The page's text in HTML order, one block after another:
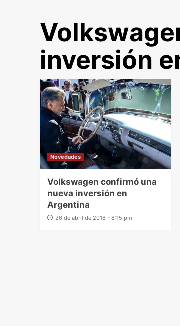
inversión
Novedades
Volkswagen confirmó una
nueva inversión en
Argentina
26 de abril de 2018 - 8:15 pm